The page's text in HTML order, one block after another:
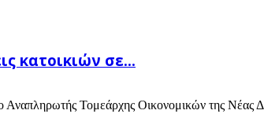
κατοικιών σε...
Τομεάρχης Οικονομικών της Νέας